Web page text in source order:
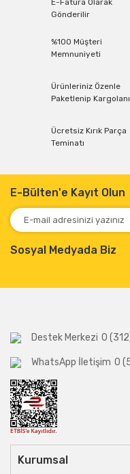
E-Fatura Olarak
Gönderilir
%100 Müşteri
Memnuniyeti
Ürünleriniz Özenle
Paketlenip
Ücretsiz Kırık Parça
Teminatı
E-Bülten'e Kayıt Olun
Sosyal Medyada Biz
Destek Merkezi 0
WhatsApp İletişim 0
Kurumsal